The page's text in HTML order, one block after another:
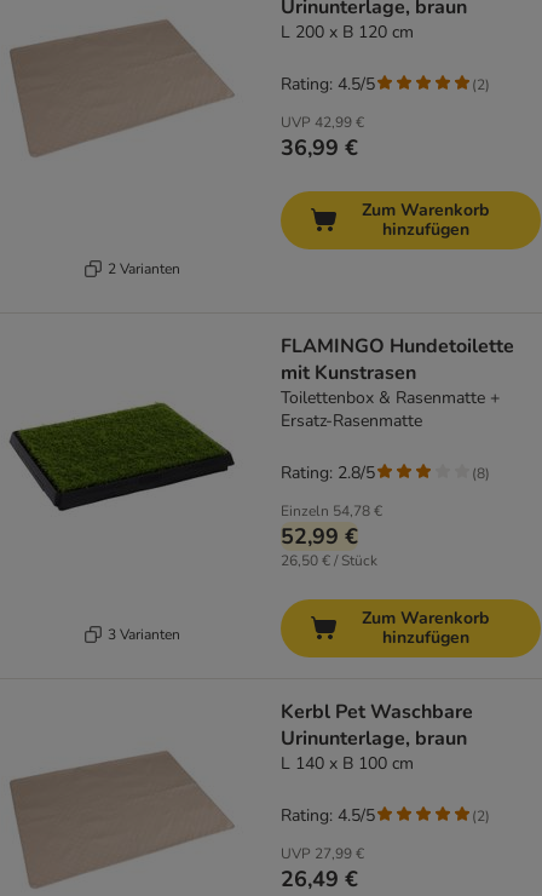
2 Varianten
Urinunterlage, braun
L 200 x B 120 cm
UVP 42,99 €
36,99 €
Rating: 4.5/5 (2)
Zum Warenkorb
hinzufügen
3 Varianten
FLAMINGO Hundetoilette
mit Kunstrasen
Toilettenbox & Rasenmatte +
Ersatz-Rasenmatte
Einzeln 54,78 €
52,99 €
26,50 € / Stück
Rating: 2.8/5 (8)
Zum Warenkorb
hinzufügen
Kerbl Pet Waschbare
Urinunterlage, braun
L 140 x B 100 cm
UVP 27,99 €
26,49 €
Rating: 4.5/5 (2)